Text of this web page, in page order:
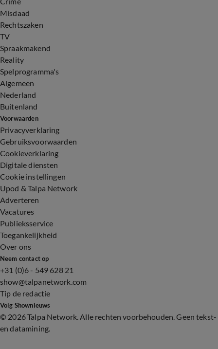
Misdaad
Rechtszaken
TV
Spraakmakend
Reality
Spelprogramma's
Algemeen
Nederland
Buitenland
Voorwaarden
Privacyverklaring
Gebruiksvoorwaarden
Cookieverklaring
Digitale diensten
Cookie instellingen
Upod & Talpa Network
Adverteren
Vacatures
Publieksservice
Toegankelijkheid
Over ons
Neem contact op
+31 (0)6 - 549 628 21
show@talpanetwork.com
Tip de redactie
Volg Shownieuws
© 2026 Talpa Network. Alle rechten voorbehouden. Geen tekst-
en datamining.